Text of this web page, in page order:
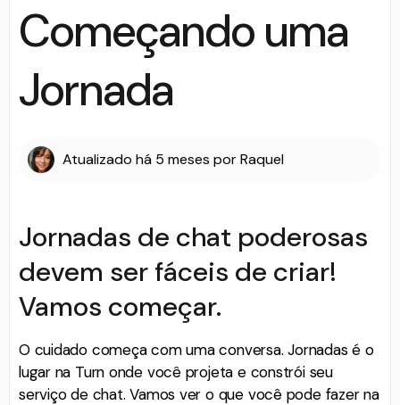
Começando uma
Jornada
Atualizado há 5 meses porRaquel
Jornadas de chat poderosas
devem ser fáceis de criar!
Vamos começar.
O cuidado começa com uma conversa. Jornadas é o
lugar na Turn onde você projeta e constrói seu
serviço de chat. Vamos ver o que você pode fazer na